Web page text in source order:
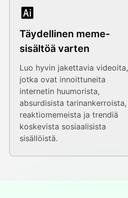
Täydellinen meme-
sisältöä varten
Luo hyvin jakettavia videoita,
jotka ovat innoittuneita
internetin huumorista,
absurdisista tarinankerroista,
reaktiomemeista ja trendiä
koskevista sosiaalisista
sisällöistä.